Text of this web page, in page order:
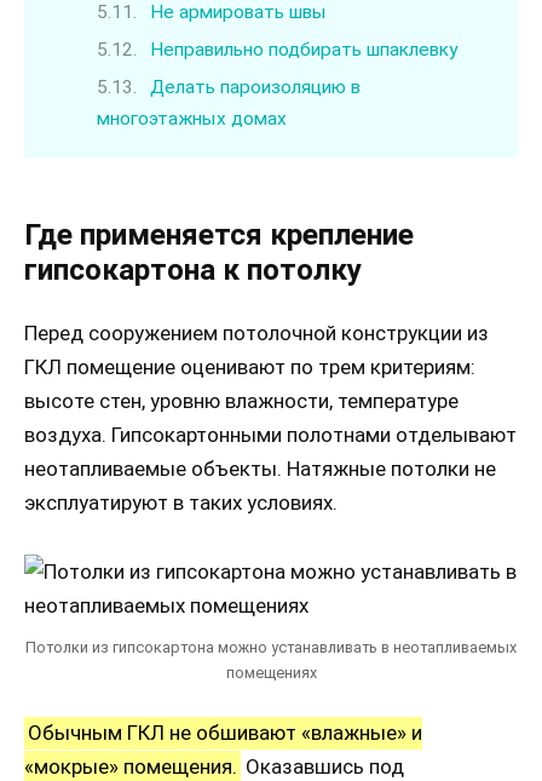
Не армировать швы
Неправильно подбирать шпаклевку
Делать пароизоляцию в
многоэтажных домах
Где применяется крепление
гипсокартона к потолку
Перед сооружением потолочной конструкции из
ГКЛ помещение оценивают по трем критериям:
высоте стен, уровню влажности, температуре
воздуха. Гипсокартонными полотнами отделывают
неотапливаемые объекты. Натяжные потолки не
эксплуатируют в таких условиях.
Потолки из гипсокартона можно устанавливать в неотапливаемых
помещениях
Обычным ГКЛ не обшивают «влажные» и
«мокрые» помещения. Оказавшись под